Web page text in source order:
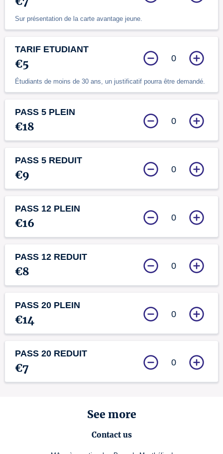
Sur présentation de la carte avantage jeune.
TARIF ETUDIANT
€5
Étudiants de moins de 30 ans, un justificatif pourra être demandé.
0
PASS 5 PLEIN
€18 0
PASS 5 REDUIT
€9 0
PASS 12 PLEIN
€16 0
PASS 12 REDUIT
€8 0
PASS 20 PLEIN
€14 0
PASS 20 REDUIT
€7 0
See more
Contact us